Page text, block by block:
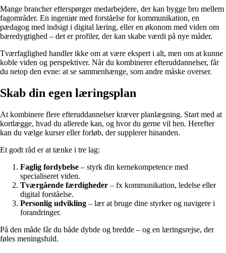
Mange brancher efterspørger medarbejdere, der kan bygge bro mellem
fagområder. En ingeniør med forståelse for kommunikation, en
pædagog med indsigt i digital læring, eller en økonom med viden om
bæredygtighed – det er profiler, der kan skabe værdi på nye måder.
Tværfaglighed handler ikke om at være ekspert i alt, men om at kunne
koble viden og perspektiver. Når du kombinerer efteruddannelser, får
du netop den evne: at se sammenhænge, som andre måske overser.
Skab din egen læringsplan
At kombinere flere efteruddannelser kræver planlægning. Start med at
kortlægge, hvad du allerede kan, og hvor du gerne vil hen. Herefter
kan du vælge kurser eller forløb, der supplerer hinanden.
Et godt råd er at tænke i tre lag:
Faglig fordybelse – styrk din kernekompetence med
specialiseret viden.
Tværgående færdigheder – fx kommunikation, ledelse eller
digital forståelse.
Personlig udvikling – lær at bruge dine styrker og navigere i
forandringer.
På den måde får du både dybde og bredde – og en læringsrejse, der
føles meningsfuld.